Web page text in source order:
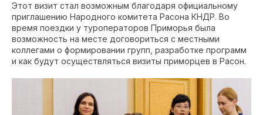
Этот визит стал возможным благодаря официальному
приглашению Народного комитета Расона КНДР. Во
время поездки у туроператоров Приморья была
возможность на месте договориться с местными
коллегами о формировании групп, разработке программ
и как будут осуществляться визиты приморцев в Расон.